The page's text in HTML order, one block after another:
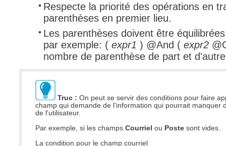
Respecte la priorité des opérations en
parenthèses en premier lieu.
Les parenthèses doivent être
par exemple: ( expr1 ) @And ( expr2
nombre de parenthèse de part et
Truc : On peut se servir des conditions pour faire
champ qui demande de l'information qui pourrait manquer
de l'utilisateur.
Par exemple, si les champs Courriel ou Poste sont vides.
La condition pour le champ courriel